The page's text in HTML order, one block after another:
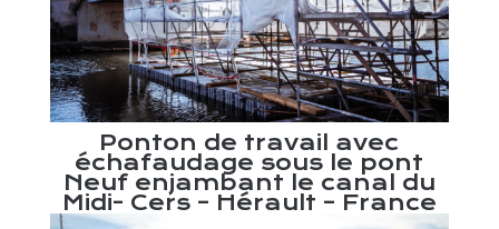
Ponton de travail avec
échafaudage sous le pont
Neuf enjambant le canal du
Midi- Cers – Hérault – France